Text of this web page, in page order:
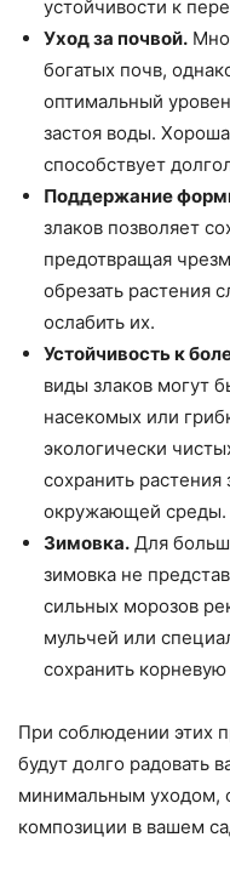
устойчивости к
Уход за почвой.
богатых почв,
оптимальный
застоя воды.
способствует
Поддержание
злаков позволяет
предотвращая
обрезать растения
ослабить их.
Устойчивость к
виды злаков могут
насекомых или
экологически
сохранить
окружающей среды.
Зимовка. Для
зимовка не
сильных морозов
мульчей или
сохранить
При соблюдении этих
будут долго радовать
минимальным уходом,
композиции в вашем